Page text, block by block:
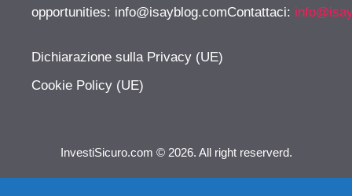
opportunities: info@isayblog.comContattaci:
Dichiarazione sulla Privacy (UE)
Cookie Policy (UE)
InvestiSicuro.com © 2026. All right reserverd.